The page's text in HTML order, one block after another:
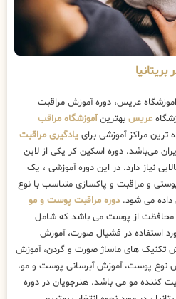
عریس، دوره آموزش مراقبت
عریس بهترینآموزشگاه مراقب
مراکز آموزشی برای یادگیری مراقبت
می‌باشد. دوره اسکین کر یکی از لاین
نیاز دارد. در این دوره آموزشی ، یک
و مراقبت و پاکسازی متناسب با نوع
می شود.دوره مراقبت پوست و مو
محافظت از پوست می باشد که شامل
استفاده در فشیال صورت، آموزش
تکنیک های ماساژ صورت و گردن، آموزش
نوع پوست، آموزش آبرسانی پوست و مو،
کننده مو می باشد. هنرجویان در دوره